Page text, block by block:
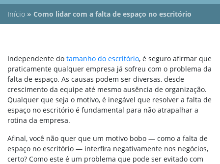
Início » Como lidar com a falta de espaço no escritório
Independente do tamanho do escritório, é seguro afirmar que
praticamente qualquer empresa já sofreu com o problema da
falta de espaço. As causas podem ser diversas, desde
crescimento da equipe até mesmo ausência de organização.
Qualquer que seja o motivo, é inegável que resolver a falta de
espaço no escritório é fundamental para não atrapalhar a
rotina da empresa.
Afinal, você não quer que um motivo bobo — como a falta de
espaço no escritório — interfira negativamente nos negócios,
certo? Como este é um problema que pode ser evitado com